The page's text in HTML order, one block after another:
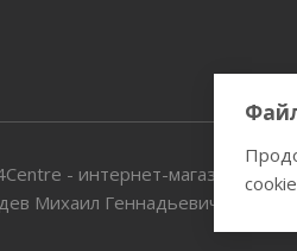
- интернет-магазин
Михаил Геннадьевич